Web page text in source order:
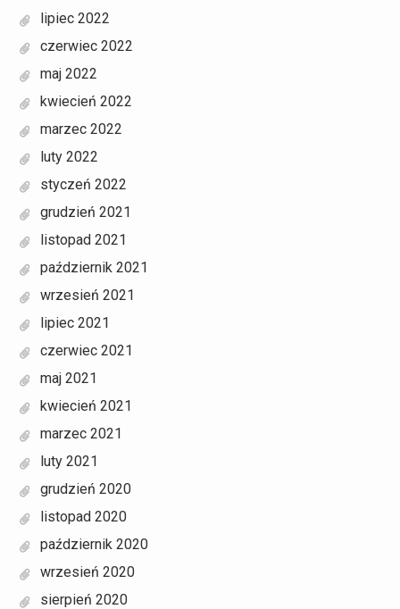
lipiec 2022
czerwiec 2022
maj 2022
kwiecień 2022
marzec 2022
luty 2022
styczeń 2022
grudzień 2021
listopad 2021
październik 2021
wrzesień 2021
lipiec 2021
czerwiec 2021
maj 2021
kwiecień 2021
marzec 2021
luty 2021
grudzień 2020
listopad 2020
październik 2020
wrzesień 2020
sierpień 2020